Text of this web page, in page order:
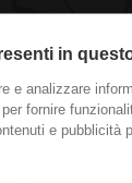
in
e analizzare
fornire
e pubblicità